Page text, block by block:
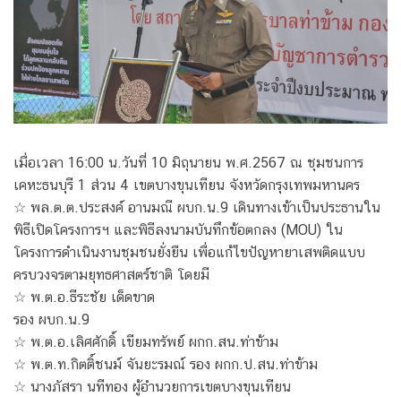
เมื่อเวลา 16:00 น.วันที่ 10 มิถุนายน พ.ศ.2567 ณ ชุมชนการ
เคหะธนบุรี 1 ส่วน 4 เขตบางขุนเทียน จังหวัดกรุงเทพมหานคร
☆ พล.ต.ต.ประสงค์ อานมณี ผบก.น.9 เดินทางเข้าเป็นประธานใน
พิธีเปิดโครงการฯ และพิธีลงนามบันทึกข้อตกลง (MOU) ใน
โครงการดำเนินงานชุมชนยั่งยืน เพื่อแก้ไขปัญหายาเสพติดแบบ
ครบวงจรตามยุทธศาสตร์ชาติ โดยมี
☆ พ.ต.อ.ธีระชัย เด็ดขาด
รอง ผบก.น.9
☆ พ.ต.อ.เลิศศักดิ์ เขียมทรัพย์ ผกก.สน.ท่าข้าม
☆ พ.ต.ท.กิตติ์ชนม์ จันยะรมณ์ รอง ผกก.ป.สน.ท่าข้าม
☆ นางภัสรา นทีทอง ผู้อำนวยการเขตบางขุนเทียน